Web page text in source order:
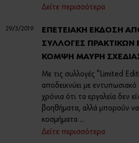
Δείτε περισσότερα
29/3/2019
ΕΠΕΤΕΙΑΚΗ ΕΚΔΟΣΗ
ΣΥΛΛΟΓΕΣ ΠΡΑΚΤΙΚΩΝ
ΚΟΜΨΗ ΜΑΥΡΗ
Με τις συλλογές "Limited
αποδεικνύει με
χρόνια ότι τα εργαλεία δεν
βοηθήματα, αλλά μπορούν να
κοσμήματα ...
Δείτε περισσότερα